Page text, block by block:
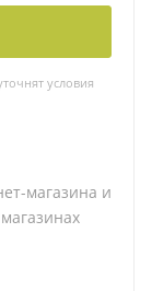
условия
магазина и